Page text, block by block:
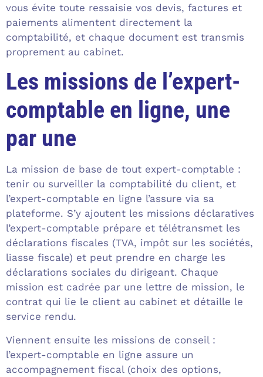
vous évite toute ressaisie vos devis, factures et
paiements alimentent directement la
comptabilité, et chaque document est transmis
proprement au cabinet.
Les missions de l’expert-
comptable en ligne, une
par une
La mission de base de tout expert-comptable :
tenir ou surveiller la comptabilité du client, et
l’expert-comptable en ligne l’assure via sa
plateforme. S’y ajoutent les missions déclaratives
l’expert-comptable prépare et télétransmet les
déclarations fiscales (TVA, impôt sur les sociétés,
liasse fiscale) et peut prendre en charge les
déclarations sociales du dirigeant. Chaque
mission est cadrée par une lettre de mission, le
contrat qui lie le client au cabinet et détaille le
service rendu.
Viennent ensuite les missions de conseil :
l’expert-comptable en ligne assure un
accompagnement fiscal (choix des options,